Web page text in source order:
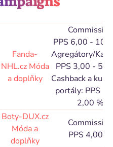
Fanda-
NHL.cz Móda
a doplňky
Commission
PPS 6,00 -
Agregátory/
PPS 3,00 -
Cashback a
portály: PPS
2,00 %
Boty-DUX.cz
Móda a
doplňky
Commission
PPS 4,00 %